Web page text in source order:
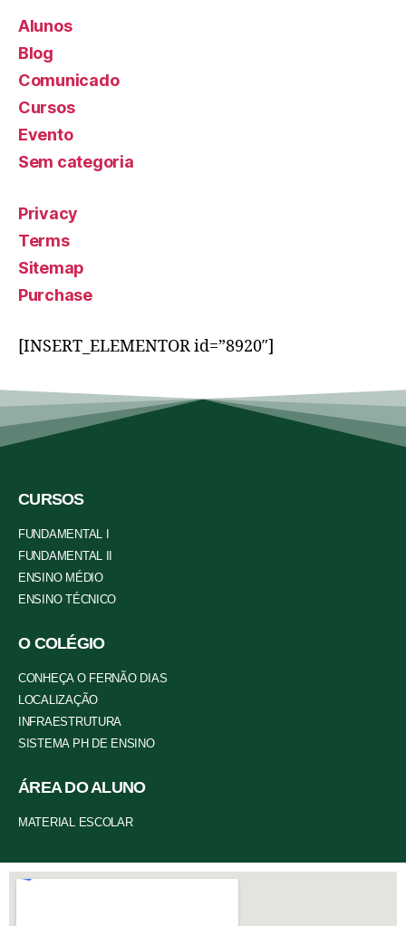
Alunos
Blog
Comunicado
Cursos
Evento
Sem categoria
Privacy
Terms
Sitemap
Purchase
[INSERT_ELEMENTOR id=”8920″]
CURSOS
FUNDAMENTAL I
FUNDAMENTAL II
ENSINO MÉDIO
ENSINO TÉCNICO
O COLÉGIO
CONHEÇA O FERNÃO DIAS
LOCALIZAÇÃO
INFRAESTRUTURA
SISTEMA PH DE ENSINO
ÁREA DO ALUNO
MATERIAL ESCOLAR